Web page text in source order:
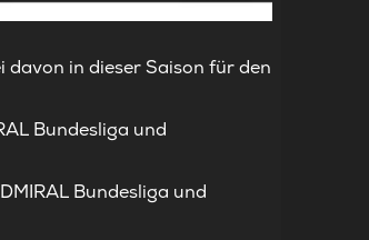
davon in dieser Saison für den
Bundesliga und
Bundesliga und